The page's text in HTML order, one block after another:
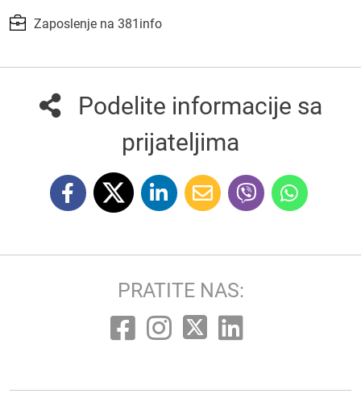
Zaposlenje na 381info
Podelite informacije sa
prijateljima
PRATITE NAS: